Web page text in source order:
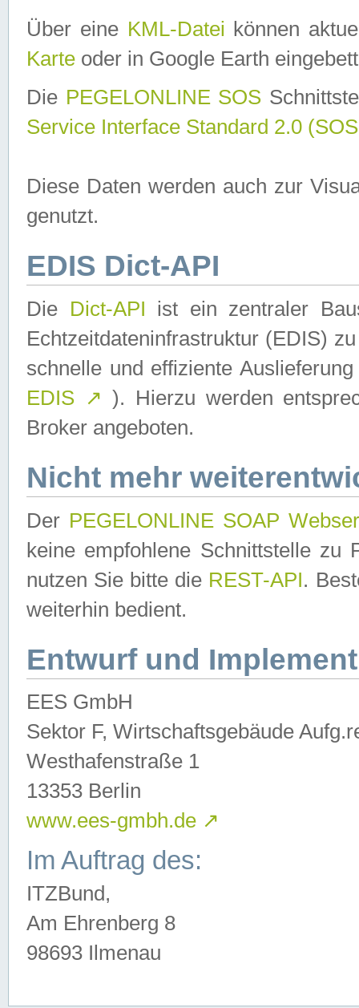
Über eine KML-Datei können
Karte oder in Google Earth
Die PEGELONLINE SOS
Service Interface Standard 2.0
Diese Daten werden auch zur
genutzt.
EDIS Dict-API
Die Dict-API ist ein zentraler
Echtzeitdateninfrastruktur (EDIS)
schnelle und effiziente
EDIS ↗ ). Hierzu werden
Broker angeboten.
Nicht mehr
Der PEGELONLINE SOAP
keine empfohlene Schnittstelle zu
nutzen Sie bitte die REST-API.
weiterhin bedient.
Entwurf und
EES GmbH
Sektor F, Wirtschaftsgebäude
Westhafenstraße 1
13353 Berlin
www.ees-gmbh.de ↗
Im Auftrag des:
ITZBund,
Am Ehrenberg 8
98693 Ilmenau